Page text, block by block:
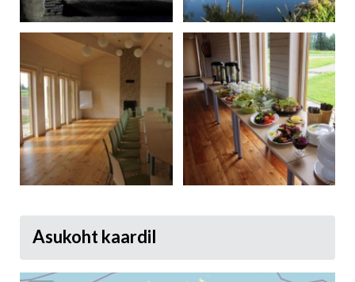
Asukoht kaardil